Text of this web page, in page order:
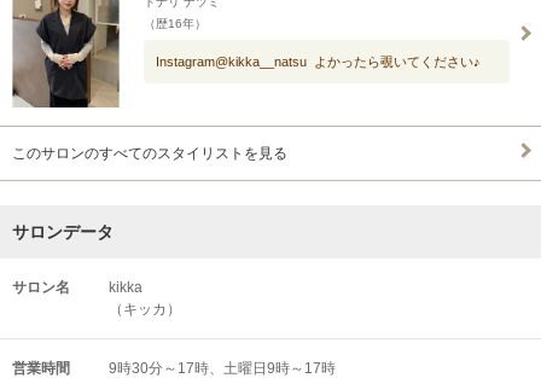
（歴16年）
Instagram@kikka__natsu よかったら覗いてください♪
このサロンのすべてのスタイリストを見る
サロンデータ
サロン名
kikka
（キッカ）
営業時間 9時30分～17時、土曜日9時～17時